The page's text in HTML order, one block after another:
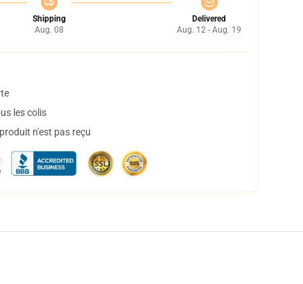
Shipping
Aug. 08
Delivered
Aug. 12 - Aug. 19
les colis
n'est pas reçu